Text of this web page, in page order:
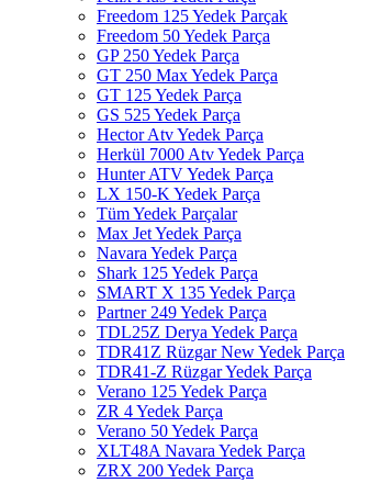
Freedom 125 Yedek Parçak
Freedom 50 Yedek Parça
GP 250 Yedek Parça
GT 250 Max Yedek Parça
GT 125 Yedek Parça
GS 525 Yedek Parça
Hector Atv Yedek Parça
Herkül 7000 Atv Yedek Parça
Hunter ATV Yedek Parça
LX 150-K Yedek Parça
Tüm Yedek Parçalar
Max Jet Yedek Parça
Navara Yedek Parça
Shark 125 Yedek Parça
SMART X 135 Yedek Parça
Partner 249 Yedek Parça
TDL25Z Derya Yedek Parça
TDR41Z Rüzgar New Yedek Parça
TDR41-Z Rüzgar Yedek Parça
Verano 125 Yedek Parça
ZR 4 Yedek Parça
Verano 50 Yedek Parça
XLT48A Navara Yedek Parça
ZRX 200 Yedek Parça